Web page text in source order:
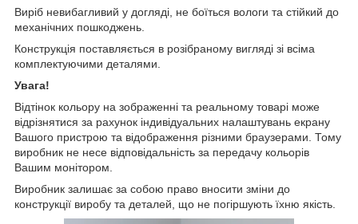
Виріб невибагливий у догляді, не боїться вологи та стійкий до
механічних пошкоджень.
Конструкція поставляється в розібраному вигляді зі всіма
комплектуючими деталями.
Увага!
Відтінок кольору на зображенні та реальному товарі може
відрізнятися за рахунок індивідуальних налаштувань екрану
Вашого пристрою та відображення різними браузерами. Тому
виробник не несе відповідальність за передачу кольорів
Вашим монітором.
Виробник залишає за собою право вносити зміни до
конструкції виробу та деталей, що не погіршують їхню якість.